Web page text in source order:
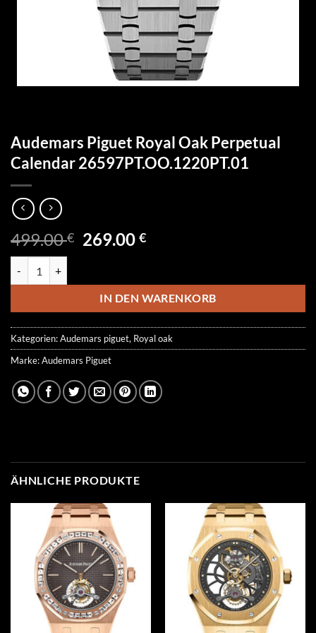
Audemars Piguet Royal Oak Perpetual
Calendar 26597PT.OO.1220PT.01
499.00€ Ursprünglicher
499.00 €
269.00€Aktueller
269.00 €.
IN DEN WARENKORB
Kategorien:Audemars piguet, Royal oak
Marke:Audemars Piguet
ÄHNLICHE PRODUKTE